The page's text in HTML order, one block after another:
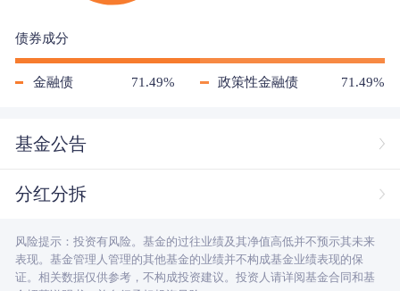
债券成分
金融债 71.49% 政策性金融债 71.49%
基金公告
分红分拆
风险提示：投资有风险。基金的过往业绩及其净值高低并不预示其未来
表现。基金管理人管理的其他基金的业绩并不构成基金业绩表现的保
证。相关数据仅供参考，不构成投资建议。投资人请详阅基金合同和基